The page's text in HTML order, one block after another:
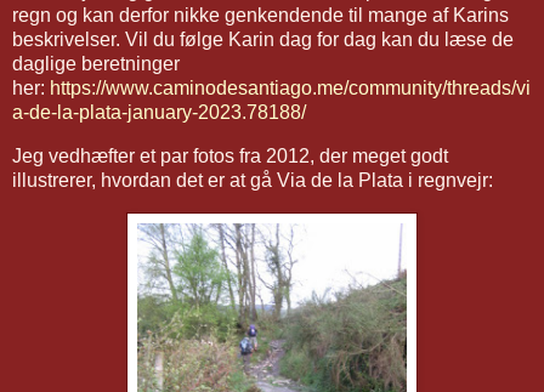
regn og kan derfor nikke genkendende til mange af Karins
beskrivelser. Vil du følge Karin dag for dag kan du læse de
daglige beretninger
her: https://www.caminodesantiago.me/community/threads/vi
a-de-la-plata-january-2023.78188/
Jeg vedhæfter et par fotos fra 2012, der meget godt
illustrerer, hvordan det er at gå Via de la Plata i regnvejr: